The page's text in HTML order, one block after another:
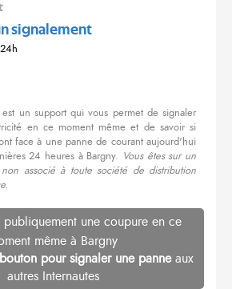
signalement
un support qui vous permet de signaler
en ce moment même et de savoir si
face à une panne de courant aujourd'hui
24 heures à Bargny. Vous êtes sur un
associé à toute société de distribution
publiquement une coupure en ce
même à Bargny
pour signaler une panneaux
autres Internautes